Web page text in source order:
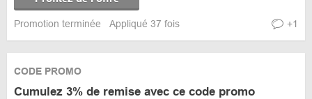
Promotion terminée Appliqué 37 fois +1
CODE PROMO
Cumulez 3% de remise avec ce code promo